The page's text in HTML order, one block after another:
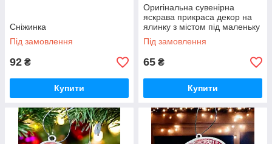
Сніжинка
Під замовлення
92 ₴
Купити
Оригінальна сувенірна
яскрава прикраса декор на
ялинку з містом під маленьку
шоколадку або фото
Під замовлення
65 ₴
Купити